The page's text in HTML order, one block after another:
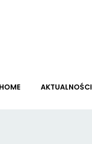
HOME AKTUALNOŚCI